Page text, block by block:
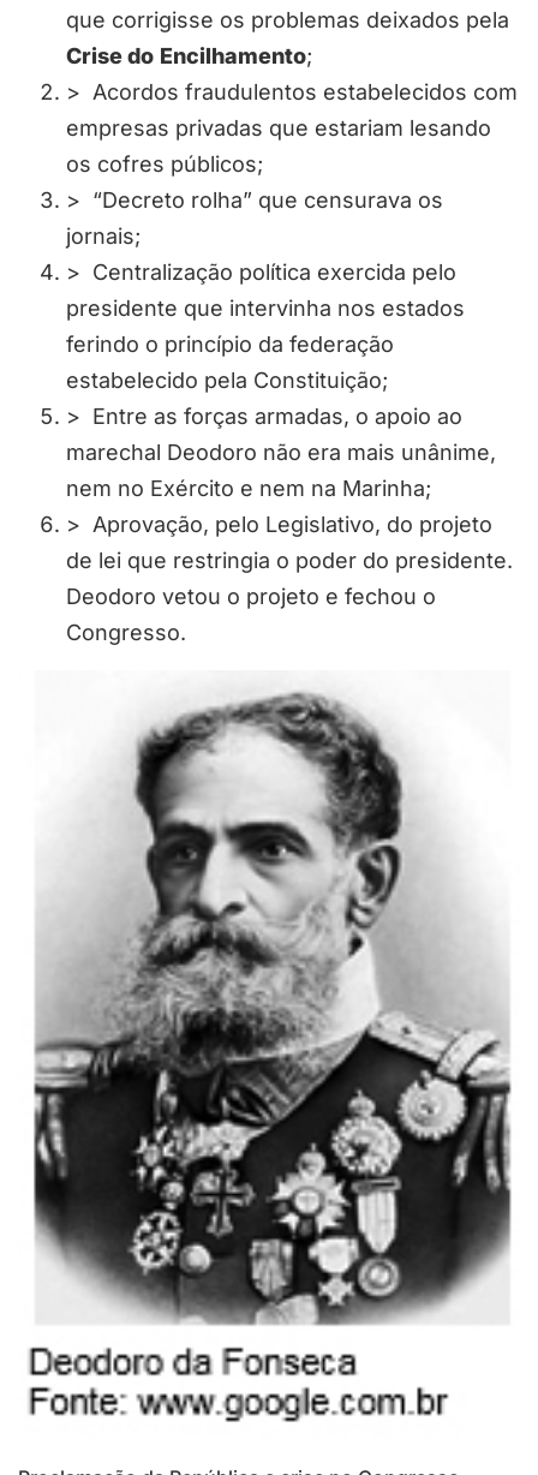
que corrigisse os problemas deixados pela
Crise do Encilhamento;
> Acordos fraudulentos estabelecidos com
empresas privadas que estariam lesando
os cofres públicos;
> “Decreto rolha” que censurava os
jornais;
> Centralização política exercida pelo
presidente que intervinha nos estados
ferindo o princípio da federação
estabelecido pela Constituição;
> Entre as forças armadas, o apoio ao
marechal Deodoro não era mais unânime,
nem no Exército e nem na Marinha;
> Aprovação, pelo Legislativo, do projeto
de lei que restringia o poder do presidente.
Deodoro vetou o projeto e fechou o
Congresso.